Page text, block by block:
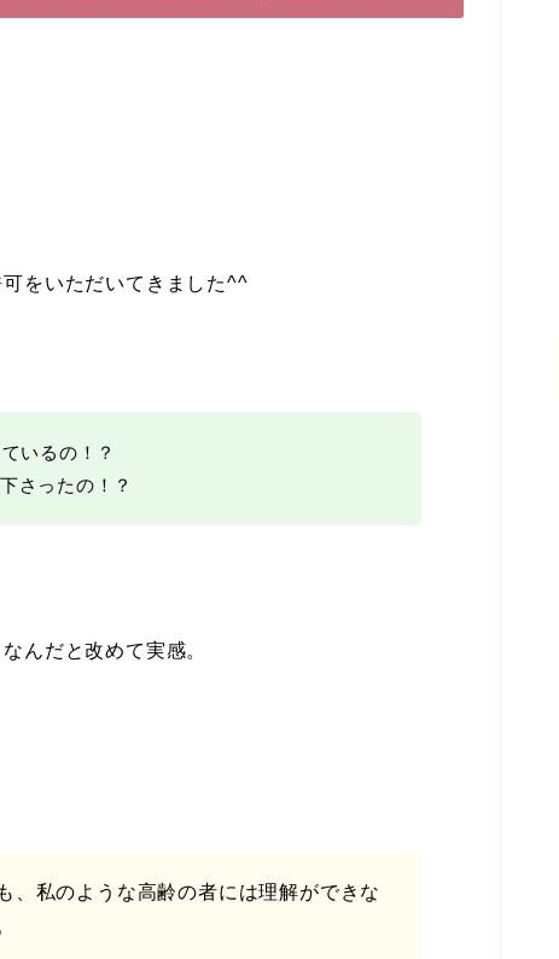
をいただいてきました^^
いるの！？
さったの！？
んだと改めて実感。
、私のような高齢の者には理解ができな